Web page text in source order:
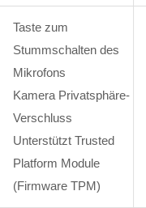
Taste zum
Stummschalten des
Mikrofons
Kamera Privatsphäre-
Verschluss
Unterstützt Trusted
Platform Module
(Firmware TPM)